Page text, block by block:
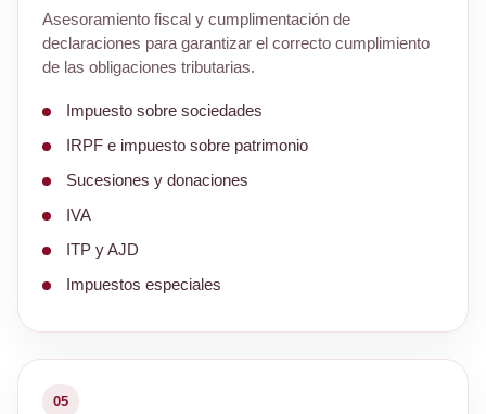
Asesoramiento fiscal y cumplimentación de
declaraciones para garantizar el correcto cumplimiento
de las obligaciones tributarias.
Impuesto sobre sociedades
IRPF e impuesto sobre patrimonio
Sucesiones y donaciones
IVA
ITP y AJD
Impuestos especiales
05